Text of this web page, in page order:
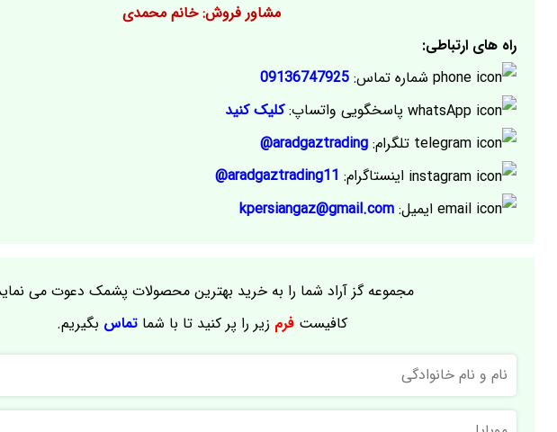
مشاور فروش: خانم محمدی
راه های ارتباطی:
شماره تماس: 09136747925
پاسخگویی واتساپ:کلیک کنید
تلگرام: aradgaztrading@
اینستاگرام: aradgaztrading11@
ایمیل: kpersiangaz@gmail.com
مجموعه گز آراد شما را به خرید بهترین محصولات پشمک دعوت می
کافیستفرم زیر را پر کنید تا با شماتماس بگیریم.
و
نام
خانوادگی
موبایل